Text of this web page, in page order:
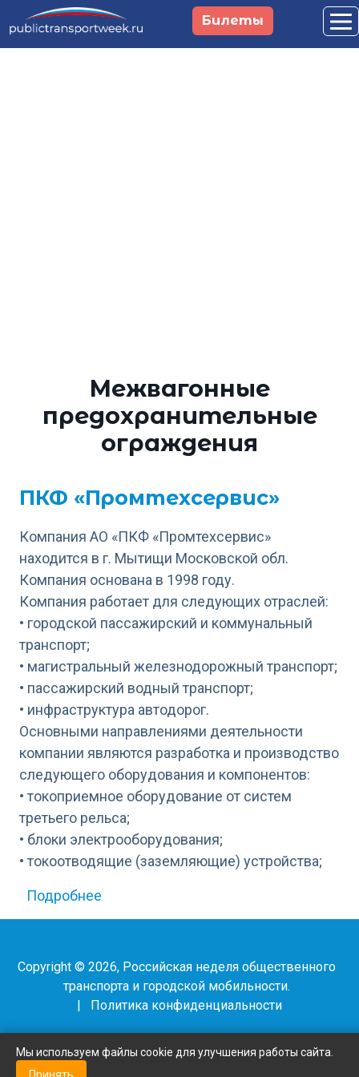
Перейти к основному содержанию
Билеты
Межвагонные
предохранительные
ограждения
ПКФ «Промтехсервис»
Компания АО «ПКФ «Промтехсервис»
находится в г. Мытищи Московской обл.
Компания основана в 1998 году.
Компания работает для следующих отраслей:
• городской пассажирский и коммунальный
транспорт;
• магистральный железнодорожный транспорт;
• пассажирский водный транспорт;
• инфраструктура автодорог.
Основными направлениями деятельности
компании являются разработка и производство
следующего оборудования и компонентов:
• токоприемное оборудование от систем
третьего рельса;
• блоки электрооборудования;
• токоотводящие (заземляющие) устройства;
Подробнее
Copyright © 2026, Российская неделя общественного
транспорта и городской мобильности.
|
Политика конфиденциальности
Мы используем файлы cookie для улучшения работы сайта.